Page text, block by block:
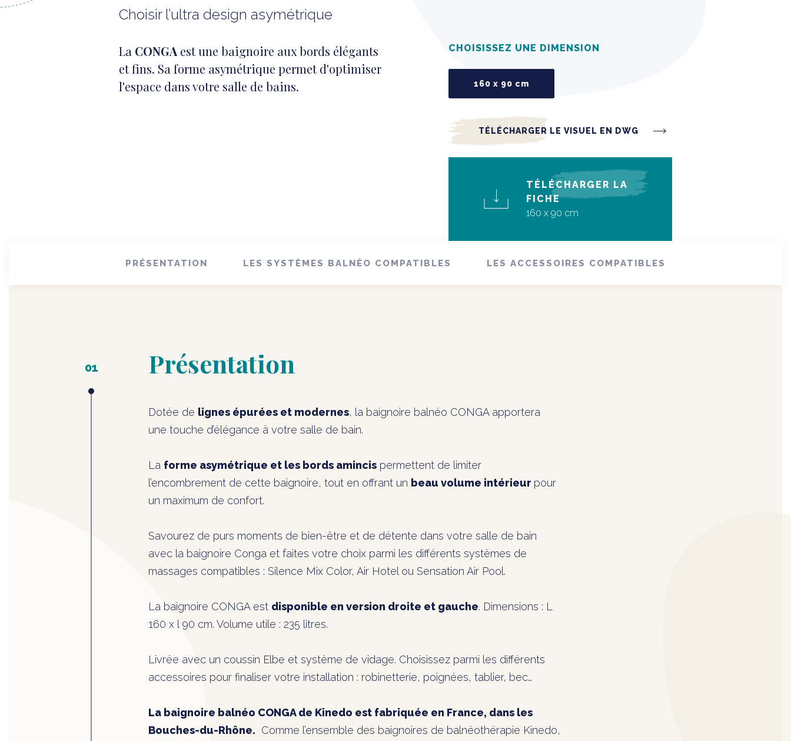
Choisir l’ultra design asymétrique
La CONGA est une baignoire aux bords élégants
et fins. Sa forme asymétrique permet d'optimiser
l'espace dans votre salle de bains.
CHOISISSEZ UNE DIMENSION
160 x 90 cm
TÉLÉCHARGER LE VISUEL EN DWG
TÉLÉCHARGER LA
FICHE
160 x 90 cm
PRÉSENTATION LES SYSTÈMES BALNÉO COMPATIBLES LES ACCESSOIRES COMPATIBLES
Présentation
Dotée de lignes épurées et modernes, la baignoire balnéo CONGA apportera
une touche d’élégance à votre salle de bain.
La forme asymétrique et les bords amincis permettent de limiter
l’encombrement de cette baignoire, tout en offrant un beau volume intérieur pour
un maximum de confort.
Savourez de purs moments de bien-être et de détente dans votre salle de bain
avec la baignoire Conga et faites votre choix parmi les différents systèmes de
massages compatibles : Silence Mix Color, Air Hotel ou Sensation Air Pool.
La baignoire CONGA est disponible en version droite et gauche. Dimensions : L
160 x l 90 cm. Volume utile : 235 litres.
Livrée avec un coussin Elbe et système de vidage. Choisissez parmi les différents
accessoires pour finaliser votre installation : robinetterie, poignées, tablier, bec…
La baignoire balnéo CONGA de Kinedo est fabriquée en France, dans les
Bouches-du-Rhône. Comme l’ensemble des baignoires de balnéothérapie Kinedo,